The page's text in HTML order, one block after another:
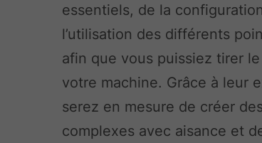
essentiels, de la
l’utilisation des différents
afin que vous puissiez tirer
votre machine. Grâce à leur
serez en mesure de créer
complexes avec aisance et